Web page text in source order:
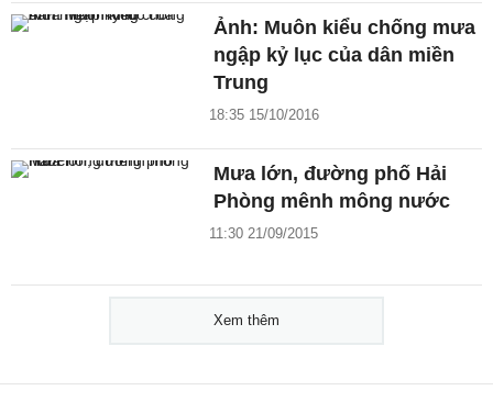
Ảnh: Muôn kiểu chống mưa
ngập kỷ lục của dân miền
Trung
18:35 15/10/2016
Mưa lớn, đường phố Hải
Phòng mênh mông nước
11:30 21/09/2015
Xem thêm